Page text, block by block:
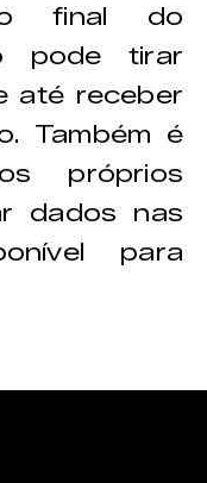
final do
pode tirar
até receber
Também é
próprios
dados nas
para